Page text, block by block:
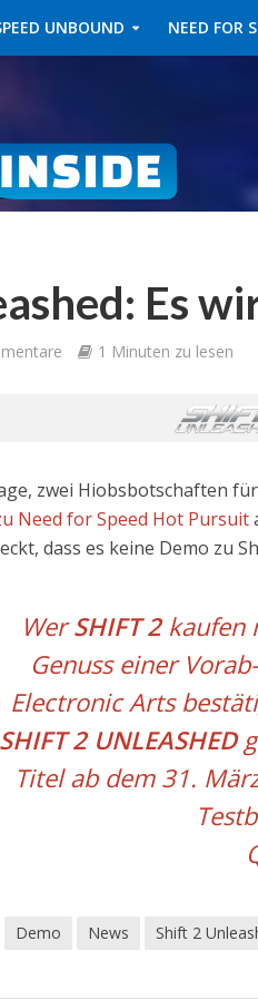
UNBOUND NEED FOR
Es
1 Minuten zu lesen
zwei Hiobsbotschaften
Need for Speed Hot Pursuit
dass es keine Demo zu
WerSHIFT 2kaufen
Genuss einer
Electronic Arts
SHIFT 2 UNLEASHED
Titel ab dem 31.
Demo News Shift 2